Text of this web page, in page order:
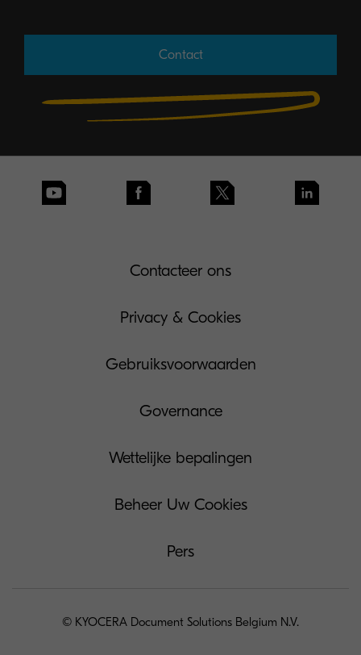
Contact
Contacteer ons
Privacy & Cookies
Gebruiksvoorwaarden
Governance
Wettelijke bepalingen
Beheer Uw Cookies
Pers
© KYOCERA Document Solutions Belgium N.V.